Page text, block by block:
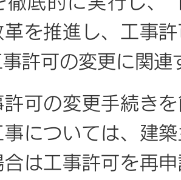
を推進し、工事
許可の変更に関
可の変更手続き
については、建
は工事許可を再